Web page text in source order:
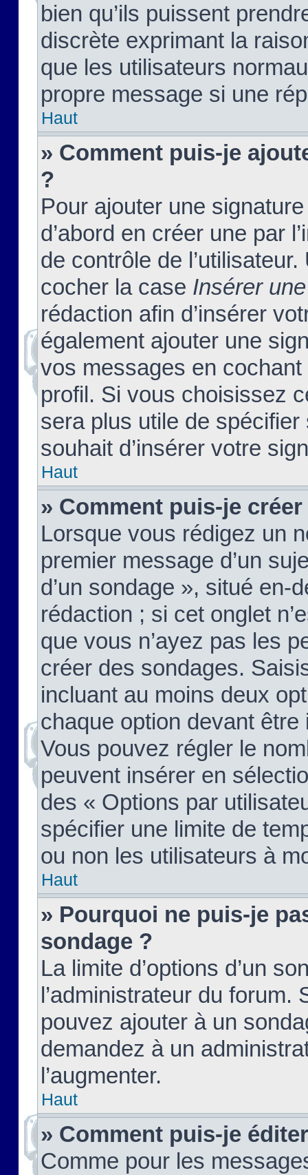
bien qu’ils puissent
discrète exprimant la
que les utilisateurs
propre message si une
Haut
» Comment puis-je
?
Pour ajouter une
d’abord en créer une par
de contrôle de
cocher la case Insérer
rédaction afin d’insérer
également ajouter une
vos messages en
profil. Si vous choisissez
sera plus utile de
souhait d’insérer votre
Haut
» Comment puis-je
Lorsque vous rédigez un
premier message d’un
d’un sondage », situé en-
rédaction ; si cet onglet
que vous n’ayez pas les
créer des sondages.
incluant au moins deux
chaque option devant
Vous pouvez régler le
peuvent insérer en
des « Options par
spécifier une limite de
ou non les utilisateurs à
Haut
» Pourquoi ne puis-je
sondage ?
La limite d’options d’un
l’administrateur du forum.
pouvez ajouter à un
demandez à un
l’augmenter.
Haut
» Comment puis-je
Comme pour les